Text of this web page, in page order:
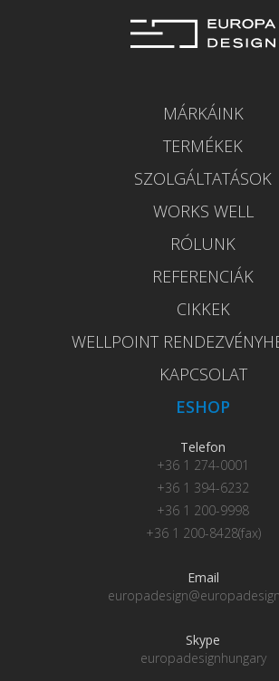
MÁRKÁINK
TERMÉKEK
SZOLGÁLTATÁSOK
WORKS WELL
RÓLUNK
REFERENCIÁK
CIKKEK
WELLPOINT
KAPCSOLAT
ESHOP
Telefon
+36 1 274-0001
+36 1 394-6232
+36 1 200-9998
+36 1 200-8428(fax)
Email
Skype
europadesignhungary